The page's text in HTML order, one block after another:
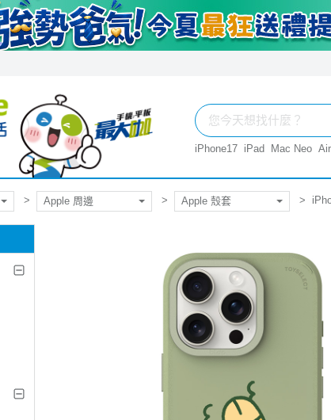
iPhone17 iPad Mac Neo
Apple 周邊 Apple 殼套